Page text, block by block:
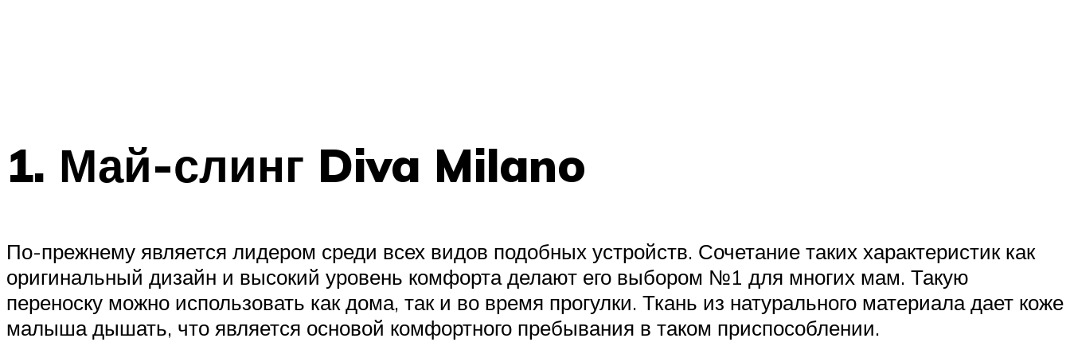
1. Май-слинг Diva Milano
По-прежнему является лидером среди всех видов подобных устройств. Сочетание таких характеристик как
оригинальный дизайн и высокий уровень комфорта делают его выбором №1 для многих мам. Такую
переноску можно использовать как дома, так и во время прогулки. Ткань из натурального материала дает коже
малыша дышать, что является основой комфортного пребывания в таком приспособлении.